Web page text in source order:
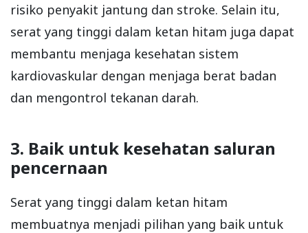
risiko penyakit jantung dan stroke. Selain itu,
serat yang tinggi dalam ketan hitam juga dapat
membantu menjaga kesehatan sistem
kardiovaskular dengan menjaga berat badan
dan mengontrol tekanan darah.
3. Baik untuk kesehatan saluran
pencernaan
Serat yang tinggi dalam ketan hitam
membuatnya menjadi pilihan yang baik untuk